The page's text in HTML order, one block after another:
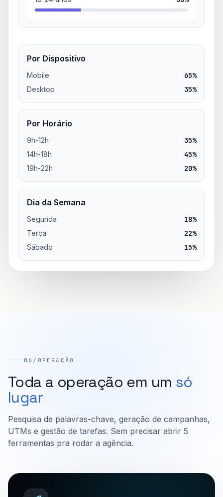
Por Dispositivo
Mobile 65%
Desktop 35%
Por Horário
9h-12h 35%
14h-18h 45%
19h-22h 20%
Dia da Semana
Segunda 18%
Terça 22%
Sábado 15%
06 / OPERAÇÃO
Toda a operação em um só
lugar
Pesquisa de palavras-chave, geração de campanhas,
UTMs e gestão de tarefas. Sem precisar abrir 5
ferramentas pra rodar a agência.